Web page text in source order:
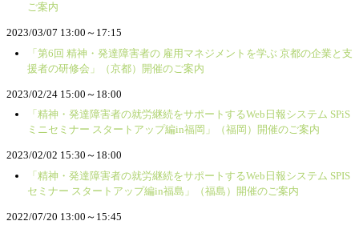
ご案内
2023/03/07 13:00～17:15
「第6回 精神・発達障害者の 雇用マネジメントを学ぶ 京都の企業と支
援者の研修会」（京都）開催のご案内
2023/02/24 15:00～18:00
「精神・発達障害者の就労継続をサポートするWeb日報システム SPiS
ミニセミナー スタートアップ編in福岡」（福岡）開催のご案内
2023/02/02 15:30～18:00
「精神・発達障害者の就労継続をサポートするWeb日報システム SPIS
セミナー スタートアップ編in福島」（福島）開催のご案内
2022/07/20 13:00～15:45